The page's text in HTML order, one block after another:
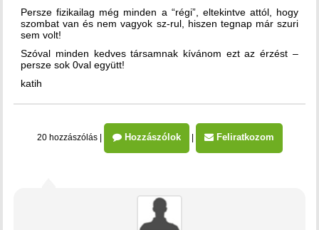
Persze fizikailag még minden a “régi”, eltekintve attól, hogy
szombat van és nem vagyok sz-rul, hiszen tegnap már szuri
sem volt!
Szóval minden kedves társamnak kívánom ezt az érzést –
persze sok 0val együtt!
katih
20 hozzászólás| Hozzászólok Feliratkozom